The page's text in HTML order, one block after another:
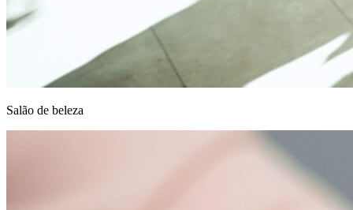
Salão de beleza